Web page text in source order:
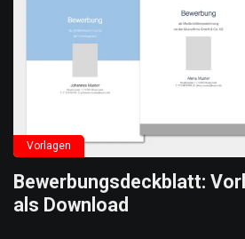
Vorlagen
Bewerbungsdeckblatt:
als Download